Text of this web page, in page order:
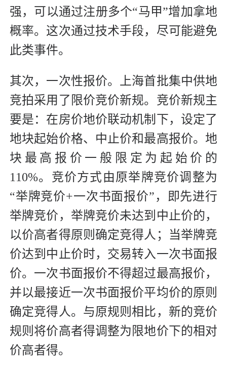
强，可以通过注册多个“马甲”增加拿地
概率。这次通过技术手段，尽可能避免
此类事件。
其次，一次性报价。上海首批集中供地
竞拍采用了限价竞价新规。竞价新规主
要是：在房价地价联动机制下，设定了
地块起始价格、中止价和最高报价。地
块最高报价一般限定为起始价的
110%。竞价方式由原举牌竞价调整为
“举牌竞价+一次书面报价”，即先进行
举牌竞价，举牌竞价未达到中止价的，
以价高者得原则确定竞得人；当举牌竞
价达到中止价时，交易转入一次书面报
价。一次书面报价不得超过最高报价，
并以最接近一次书面报价平均价的原则
确定竞得人。与原规则相比，新的竞价
规则将价高者得调整为限地价下的相对
价高者得。